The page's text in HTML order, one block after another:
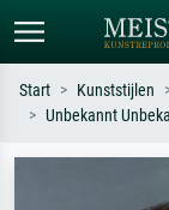
Monet, Sterrennacht,
Start Kunststijlen
Unbekannt